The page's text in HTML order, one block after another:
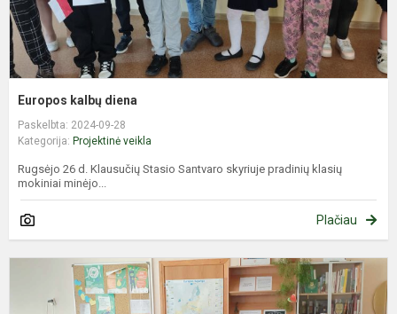
Europos kalbų diena
Paskelbta: 2024-09-28
Kategorija: Projektinė veikla
Rugsėjo 26 d. Klausučių Stasio Santvaro skyriuje pradinių klasių
mokiniai minėjo...
Plačiau